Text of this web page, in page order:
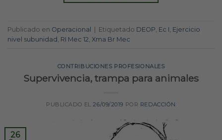
Publicado en Operacional | Etiquetado DEOP Ec I Ejercicio
nivel subunidad RI Mec 12 Xma Br Mec
CONTRIBUCIONES PROFESIONALES
Supervivencia, trampa para animales
PUBLICADO EL26/09/2019 POR REDACCIÓN
26